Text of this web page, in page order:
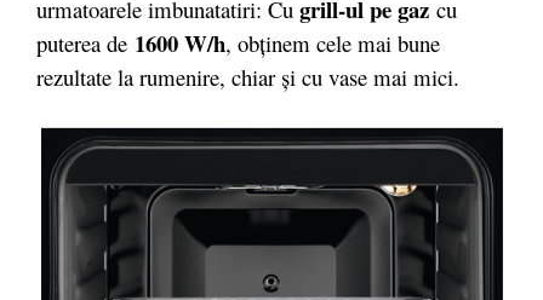
urmatoarele imbunatatiri: Cu grill-ul pe gaz cu
puterea de 1600 W/h, obţinem cele mai bune
rezultate la rumenire, chiar şi cu vase mai mici.